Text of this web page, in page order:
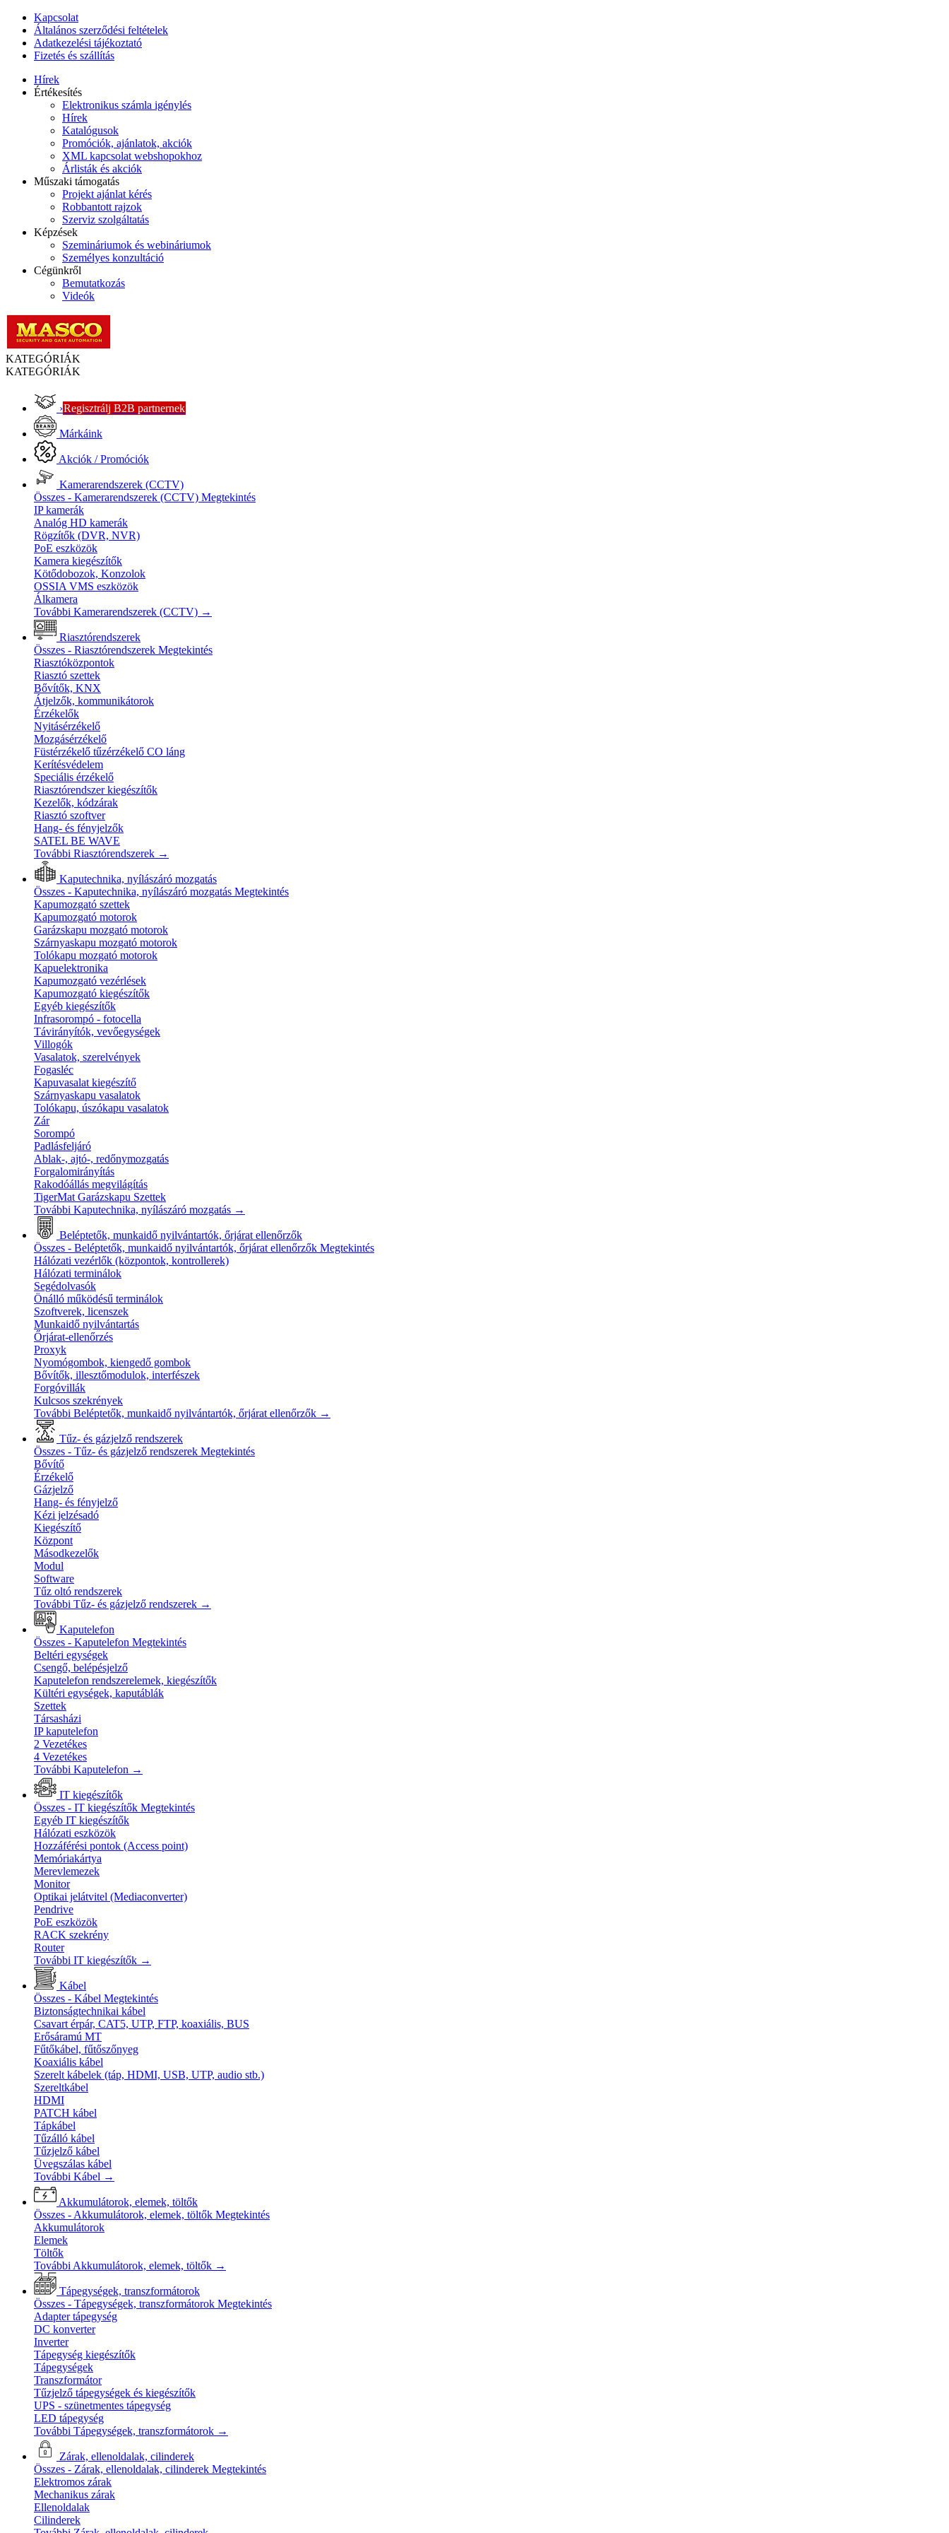
Kapcsolat
Általános szerződési feltételek
Adatkezelési tájékoztató
Fizetés és szállítás
Hírek
Értékesítés
Elektronikus számla igénylés
Hírek
Katalógusok
Promóciók, ajánlatok, akciók
XML kapcsolat webshopokhoz
Árlisták és akciók
Műszaki támogatás
Projekt ajánlat kérés
Robbantott rajzok
Szerviz szolgáltatás
Képzések
Szemináriumok és webináriumok
Személyes konzultáció
Cégünkről
Bemutatkozás
Videók
KATEGÓRIÁK
KATEGÓRIÁK
›Regisztrálj B2B partnernek
Márkáink
Akciók / Promóciók
Kamerarendszerek (CCTV)
Összes - Kamerarendszerek (CCTV) Megtekintés
IP kamerák
Analóg HD kamerák
Rögzítők (DVR, NVR)
PoE eszközök
Kamera kiegészítők
Kötődobozok, Konzolok
OSSIA VMS eszközök
Álkamera
További Kamerarendszerek (CCTV) →
Riasztórendszerek
Összes - Riasztórendszerek Megtekintés
Riasztóközpontok
Riasztó szettek
Bővítők, KNX
Átjelzők, kommunikátorok
Érzékelők
Nyitásérzékelő
Mozgásérzékelő
Füstérzékelő tűzérzékelő CO láng
Kerítésvédelem
Speciális érzékelő
Riasztórendszer kiegészítők
Kezelők, kódzárak
Riasztó szoftver
Hang- és fényjelzők
SATEL BE WAVE
További Riasztórendszerek →
Kaputechnika, nyílászáró mozgatás
Összes - Kaputechnika, nyílászáró mozgatás Megtekintés
Kapumozgató szettek
Kapumozgató motorok
Garázskapu mozgató motorok
Szárnyaskapu mozgató motorok
Tolókapu mozgató motorok
Kapuelektronika
Kapumozgató vezérlések
Kapumozgató kiegészítők
Egyéb kiegészítők
Infrasorompó - fotocella
Távirányítók, vevőegységek
Villogók
Vasalatok, szerelvények
Fogasléc
Kapuvasalat kiegészítő
Szárnyaskapu vasalatok
Tolókapu, úszókapu vasalatok
Zár
Sorompó
Padlásfeljáró
Ablak-, ajtó-, redőnymozgatás
Forgalomirányítás
Rakodóállás megvilágítás
TigerMat Garázskapu Szettek
További Kaputechnika, nyílászáró mozgatás →
Beléptetők, munkaidő nyilvántartók, őrjárat ellenőrzők
Összes - Beléptetők, munkaidő nyilvántartók, őrjárat ellenőrzők Megtekintés
Hálózati vezérlők (központok, kontrollerek)
Hálózati terminálok
Segédolvasók
Önálló működésű terminálok
Szoftverek, licenszek
Munkaidő nyilvántartás
Őrjárat-ellenőrzés
Proxyk
Nyomógombok, kiengedő gombok
Bővítők, illesztőmodulok, interfészek
Forgóvillák
Kulcsos szekrények
További Beléptetők, munkaidő nyilvántartók, őrjárat ellenőrzők →
Tűz- és gázjelző rendszerek
Összes - Tűz- és gázjelző rendszerek Megtekintés
Bővítő
Érzékelő
Gázjelző
Hang- és fényjelző
Kézi jelzésadó
Kiegészítő
Központ
Másodkezelők
Modul
Software
Tűz oltó rendszerek
További Tűz- és gázjelző rendszerek →
Kaputelefon
Összes - Kaputelefon Megtekintés
Beltéri egységek
Csengő, belépésjelző
Kaputelefon rendszerelemek, kiegészítők
Kültéri egységek, kaputáblák
Szettek
Társasházi
IP kaputelefon
2 Vezetékes
4 Vezetékes
További Kaputelefon →
IT kiegészítők
Összes - IT kiegészítők Megtekintés
Egyéb IT kiegészítők
Hálózati eszközök
Hozzáférési pontok (Access point)
Memóriakártya
Merevlemezek
Monitor
Optikai jelátvitel (Mediaconverter)
Pendrive
PoE eszközök
RACK szekrény
Router
További IT kiegészítők →
Kábel
Összes - Kábel Megtekintés
Biztonságtechnikai kábel
Csavart érpár, CAT5, UTP, FTP, koaxiális, BUS
Erősáramú MT
Fűtőkábel, fűtőszőnyeg
Koaxiális kábel
Szerelt kábelek (táp, HDMI, USB, UTP, audio stb.)
Szereltkábel
HDMI
PATCH kábel
Tápkábel
Tűzálló kábel
Tűzjelző kábel
Üvegszálas kábel
További Kábel →
Akkumulátorok, elemek, töltők
Összes - Akkumulátorok, elemek, töltők Megtekintés
Akkumulátorok
Elemek
Töltők
További Akkumulátorok, elemek, töltők →
Tápegységek, transzformátorok
Összes - Tápegységek, transzformátorok Megtekintés
Adapter tápegység
DC konverter
Inverter
Tápegység kiegészítők
Tápegységek
Transzformátor
Tűzjelző tápegységek és kiegészítők
UPS - szünetmentes tápegység
LED tápegység
További Tápegységek, transzformátorok →
Zárak, ellenoldalak, cilinderek
Összes - Zárak, ellenoldalak, cilinderek Megtekintés
Elektromos zárak
Mechanikus zárak
Ellenoldalak
Cilinderek